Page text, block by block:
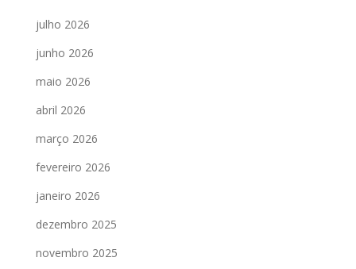
julho 2026
junho 2026
maio 2026
abril 2026
março 2026
fevereiro 2026
janeiro 2026
dezembro 2025
novembro 2025